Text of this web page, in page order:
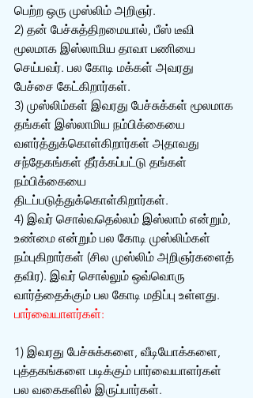
பெற்ற ஒரு முஸ்லிம் அறிஞர்.
2) தன் பேச்சுத்திறமையால், பீஸ் டீவி
மூலமாக இஸ்லாமிய தாவா பணியை
செய்பவர். பல கோடி மக்கள் அவரது
பேச்சை கேட்கிறார்கள்.
3) முஸ்லிம்கள் இவரது பேச்சுக்கள் மூலமாக
தங்கள் இஸ்லாமிய நம்பிக்கையை
வளர்த்துக்கொள்கிறார்கள் அதாவது
சந்தேகங்கள் தீர்க்கப்பட்டு தங்கள்
நம்பிக்கையை
திடப்படுத்துக்கொள்கிறார்கள்.
4) இவர் சொல்வதெல்லம் இஸ்லாம் என்றும்,
உண்மை என்றும் பல கோடி முஸ்லிம்கள்
நம்புகிறார்கள் (சில முஸ்லிம் அறிஞர்களைத்
தவிர‌). இவர் சொல்லும் ஒவ்வொரு
வார்த்தைக்கும் பல கோடி மதிப்பு உள்ளது.
பார்வையாளர்கள்:
1) இவரது பேச்சுக்களை, வீடியோக்களை,
புத்தகங்களை படிக்கும் பார்வையாளர்கள்
பல வகைகளில் இருப்பார்கள்.